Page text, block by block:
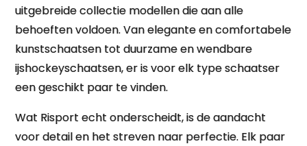
uitgebreide collectie modellen die aan alle
behoeften voldoen. Van elegante en comfortabele
kunstschaatsen tot duurzame en wendbare
ijshockeyschaatsen, er is voor elk type schaatser
een geschikt paar te vinden.
Wat Risport echt onderscheidt, is de aandacht
voor detail en het streven naar perfectie. Elk paar